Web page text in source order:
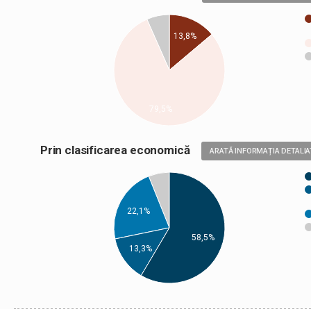
13,8%
Prin clasificarea economică ARATĂ INFORMAȚIA
22,1%
13,3%
58,5%